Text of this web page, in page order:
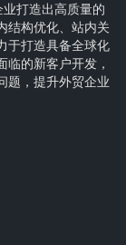
打造出高质量的
结构优化、站内关
于打造具备全球化
的新客户开发，
题，提升外贸企业